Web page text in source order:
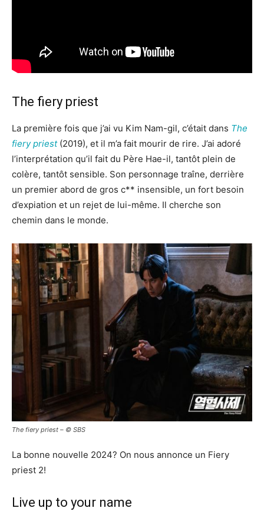
The fiery priest
La première fois que j’ai vu Kim Nam-gil, c’était dans The
fiery priest(2019), et il m’a fait mourir de rire. J’ai adoré
l’interprétation qu’il fait du Père Hae-il, tantôt plein de
colère, tantôt sensible. Son personnage traîne, derrière
un premier abord de gros c** insensible, un fort besoin
d’expiation et un rejet de lui-même. Il cherche son
chemin dans le monde.
The fiery priest – © SBS
La bonne nouvelle 2024? On nous annonce un Fiery
priest 2!
Live up to your name